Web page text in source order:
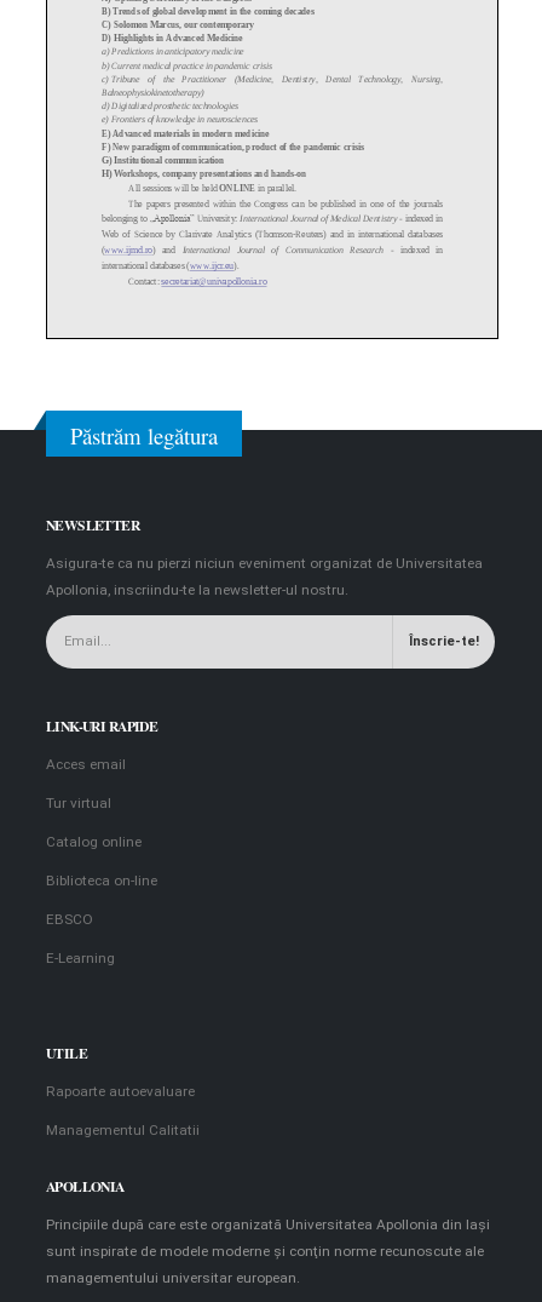
Păstrăm legătura
NEWSLETTER
Asigura-te ca nu pierzi niciun eveniment organizat de Universitatea
Apollonia, inscriindu-te la newsletter-ul nostru.
LINK-URI RAPIDE
Acces email
Tur virtual
Catalog online
Biblioteca on-line
EBSCO
E-Learning
UTILE
Rapoarte autoevaluare
Managementul Calitatii
APOLLONIA
Principiile după care este organizată Universitatea Apollonia din Iaşi
sunt inspirate de modele moderne şi conţin norme recunoscute ale
managementului universitar european.